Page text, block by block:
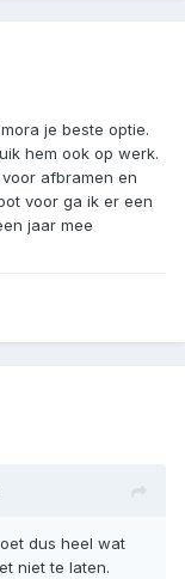
je beste optie.
hem ook op werk.
afbramen en
voor ga ik er een
jaar mee
dus heel wat
niet te laten.